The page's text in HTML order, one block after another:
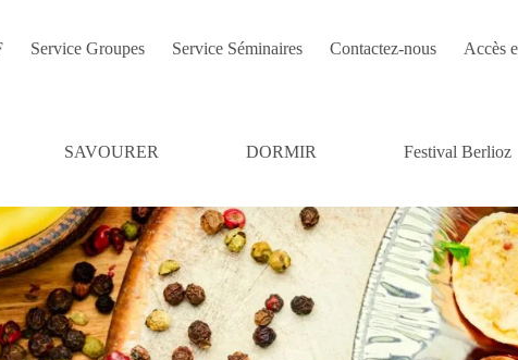
Service Groupes Service Séminaires Contactez-nous Accès
SAVOURER DORMIR Festival Berlioz